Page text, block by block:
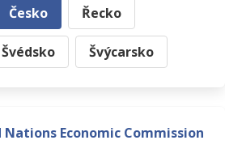
Česko Řecko
Švédsko Švýcarsko
Economic Commission